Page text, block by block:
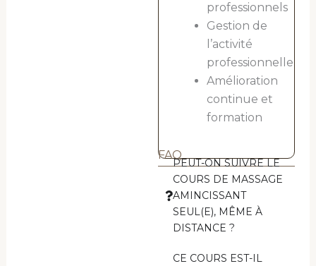
professionnels
Gestion de
l’activité
professionnelle
Amélioration
continue et
formation
FAQ
PEUT-ON SUIVRE LE
COURS DE MASSAGE
AMINCISSANT
SEUL(E), MÊME À
DISTANCE ?
CE COURS EST-IL